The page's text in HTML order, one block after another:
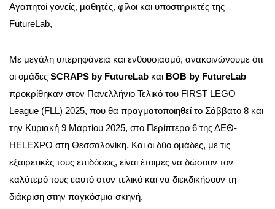
Αγαπητοί γονείς, μαθητές, φίλοι και υποστηρικτές της
FutureLab,
Με μεγάλη υπερηφάνεια και ενθουσιασμό, ανακοινώνουμε ότι
οι ομάδες SCRAPS by FutureLab και BOB by FutureLab
προκρίθηκαν στον Πανελλήνιο Τελικό του FIRST LEGO
League (FLL) 2025, που θα πραγματοποιηθεί το Σάββατο 8 και
την Κυριακή 9 Μαρτίου 2025, στο Περίπτερο 6 της ΔΕΘ-
HELEXPO στη Θεσσαλονίκη. Και οι δύο ομάδες, με τις
εξαιρετικές τους επιδόσεις, είναι έτοιμες να δώσουν τον
καλύτερό τους εαυτό στον τελικό και να διεκδικήσουν τη
διάκριση στην παγκόσμια σκηνή.